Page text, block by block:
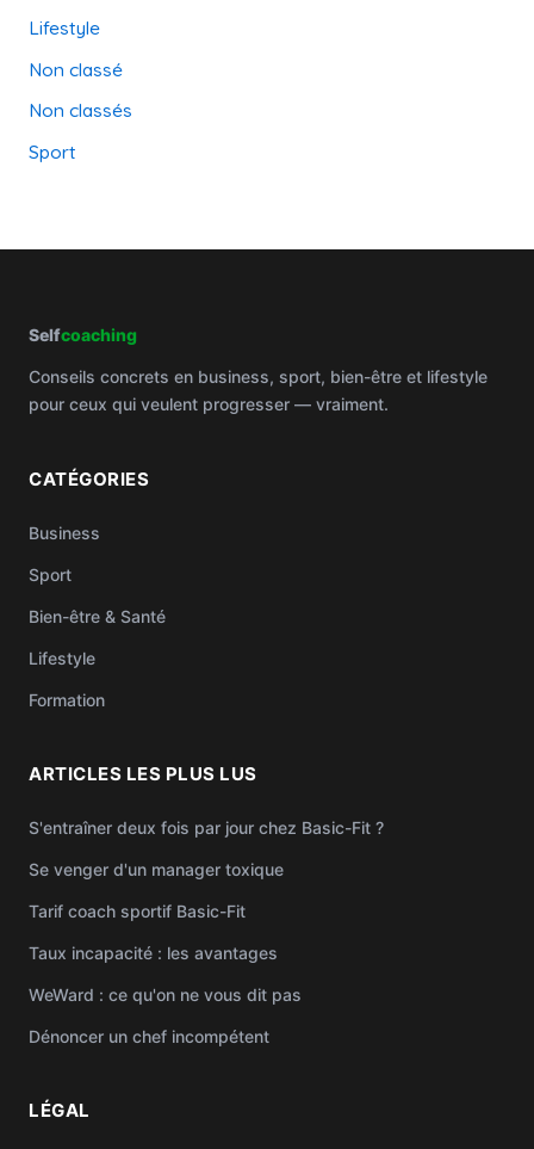
Lifestyle
Non classé
Non classés
Sport
Selfcoaching
Conseils concrets en business, sport, bien-être et lifestyle
pour ceux qui veulent progresser — vraiment.
CATÉGORIES
Business
Sport
Bien-être & Santé
Lifestyle
Formation
ARTICLES LES PLUS LUS
S'entraîner deux fois par jour chez Basic-Fit ?
Se venger d'un manager toxique
Tarif coach sportif Basic-Fit
Taux incapacité : les avantages
WeWard : ce qu'on ne vous dit pas
Dénoncer un chef incompétent
LÉGAL